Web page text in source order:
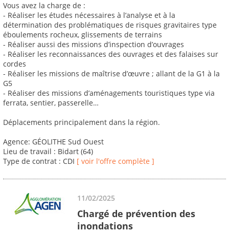
Vous avez la charge de :
- Réaliser les études nécessaires à l’analyse et à la
détermination des problématiques de risques gravitaires type
éboulements rocheux, glissements de terrains
- Réaliser aussi des missions d’inspection d’ouvrages
- Réaliser les reconnaissances des ouvrages et des falaises sur
cordes
- Réaliser les missions de maîtrise d’œuvre ; allant de la G1 à la
G5
- Réaliser des missions d’aménagements touristiques type via
ferrata, sentier, passerelle…
Déplacements principalement dans la région.
Agence: GÉOLITHE Sud Ouest
Lieu de travail : Bidart (64)
Type de contrat : CDI [ voir l'offre complète ]
11/02/2025
Chargé de prévention des
inondations